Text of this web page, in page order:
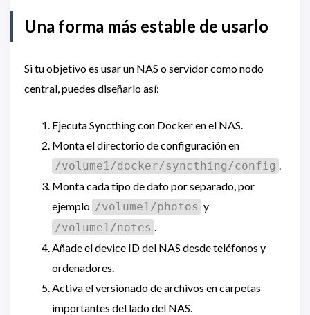
Una forma más estable de usarlo
Si tu objetivo es usar un NAS o servidor como nodo
central, puedes diseñarlo así:
Ejecuta Syncthing con Docker en el NAS.
Monta el directorio de configuración en
/volume1/docker/syncthing/config .
Monta cada tipo de dato por separado, por
ejemplo /volume1/photos y
/volume1/notes .
Añade el device ID del NAS desde teléfonos y
ordenadores.
Activa el versionado de archivos en carpetas
importantes del lado del NAS.